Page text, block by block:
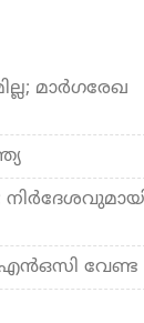
മാര്‍ഗരേഖ
എന്‍ഒസി വേണ്ട